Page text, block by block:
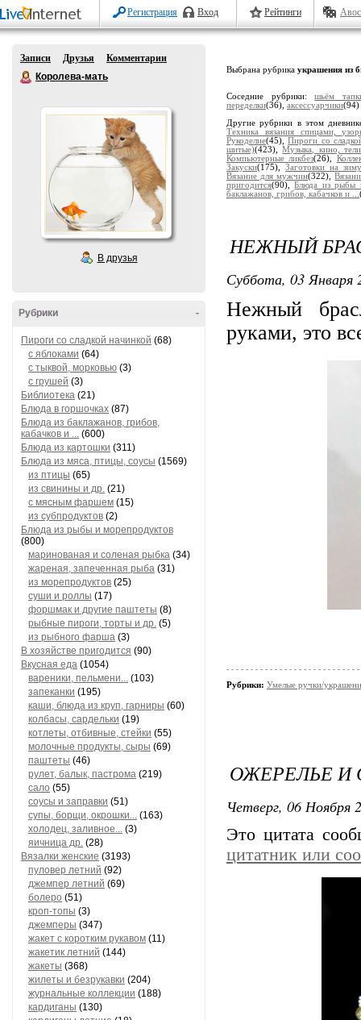
Регистрация Вход Рейтинги
Записи Друзья
Комментарии
Королева-мать
В друзья
-
Рубрики
Пироги со сладкой начинкой (68)
с яблоками (64)
с тыквой, морковью (3)
с грушей (3)
Библиотека (21)
Блюда в горшочках (87)
Блюда из баклажанов, грибов,
кабачков и ... (600)
Блюда из картошки (311)
Блюда из мяса, птицы, соусы (1569)
из птицы (65)
из свинины и др. (21)
с мясным фаршем (15)
из субпродуктов (2)
Блюда из рыбы и морепродуктов
(800)
маринованая и соленая рыбка (34)
жареная, запеченная рыба (31)
из морепродуктов (25)
суши и роллы (17)
форшмак и другие паштеты (8)
рыбные пироги, торты и др. (5)
из рыбного фарша (3)
В хозяйстве пригодится (90)
Вкусная еда (1054)
вареники, пельмени... (103)
запеканки (195)
каши, блюда из круп, гарниры (60)
колбасы, сардельки (19)
котлеты, отбивные, стейки (55)
молочные продукты, сыры (69)
паштеты (46)
рулет, балык, пастрома (219)
сало (55)
соусы и заправки (51)
супы, борщи, окрошки... (163)
холодец, заливное... (3)
яичница др. (28)
Вязалки женские (3193)
пуловер летний (92)
джемпер летний (69)
болеро (51)
кроп-топы (3)
джемперы (347)
жакет с коротким рукавом (11)
жакетик летний (144)
жакеты (368)
жилеты и безрукавки (204)
журнальные коллекции (188)
кардиганы (130)
Выбрана рубрика украшения из
Соседние рубрики:шьём
переделки(36), аксессуарчики(94)
Другие рубрики в этом
Техника вязания спицами,
Рукоделие(45),Пироги со
шитые)(423),Музыка, кино,
Компьютерные ликбез(26),
Закуски(175), Заготовки на зиму
Вязание для мужчин(322),
пригодится(90),Блюда из рыбы
баклажанов, грибов, кабачков и ...
НЕЖНЫЙ
Суббота, 03 Января
Нежный
руками, это
Рубрики: Умелые ручки/
ОЖЕРЕЛЬЕ И
Четверг, 06 Ноября
Это цитата
цитатник или